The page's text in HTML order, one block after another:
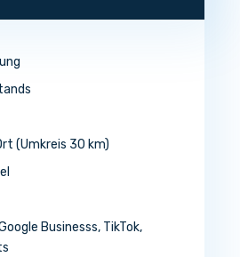
(Umkreis 30 km)
Businesss, TikTok,